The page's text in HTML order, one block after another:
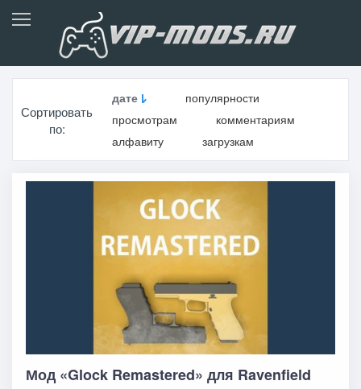
Сортировать
по:
дате
популярности
просмотрам
комментариям
алфавиту
загрузкам
Мод «Glock Remastered» для Ravenfield